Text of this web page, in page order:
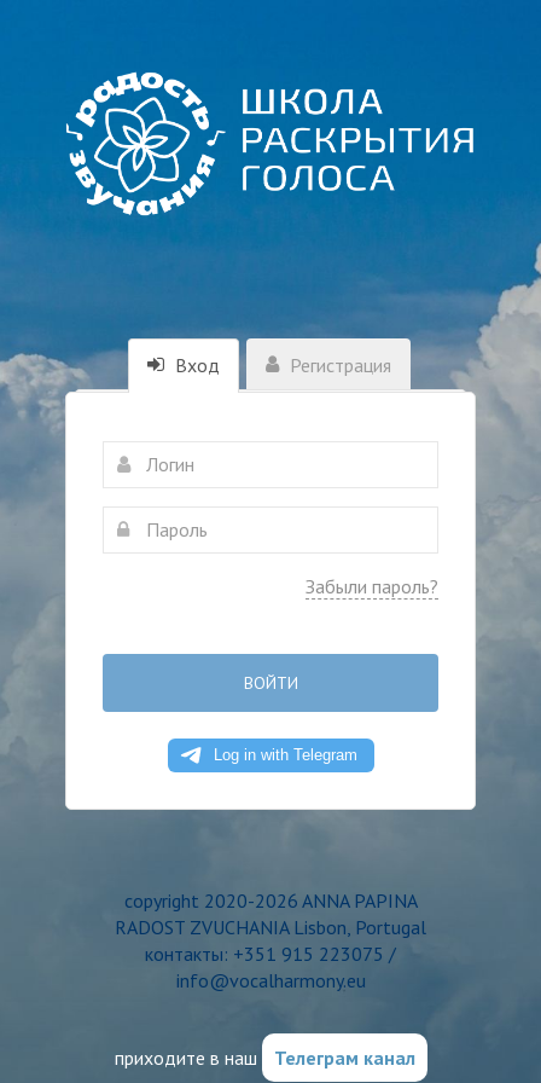
Вход Регистрация
Забыли пароль?
ВОЙТИ
copyright 2020-2026 ANNA PAPINA
RADOST ZVUCHANIA Lisbon, Portugal
контакты: +351 915 223075 /
info@vocalharmony.eu
приходите в наш Телеграм канал